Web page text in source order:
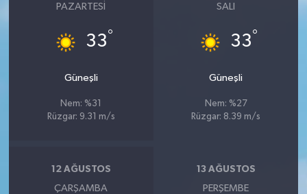
PAZARTESI
33°
Güneşli
Nem: %31
Rüzgar: 9.31 m/s
SALI
33°
Güneşli
Nem: %27
Rüzgar: 8.39 m/s
12 AĞUSTOS
ÇARŞAMBA
13 AĞUSTOS
PERŞEMBE